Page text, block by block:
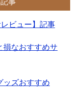
ビュー】記事
損なおすすめサ
ッズおすすめ